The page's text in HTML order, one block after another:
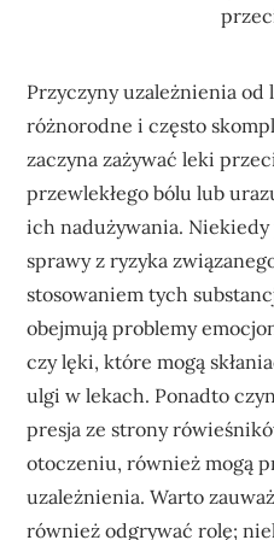
Przyczyny uzależnienia
różnorodne i często
zaczyna zażywać leki
przewlekłego bólu lub
ich nadużywania.
sprawy z ryzyka
stosowaniem tych
obejmują problemy
czy lęki, które mogą
ulgi w lekach. Ponadto
presja ze strony
otoczeniu, również mogą
uzależnienia. Warto
również odgrywać rolę;